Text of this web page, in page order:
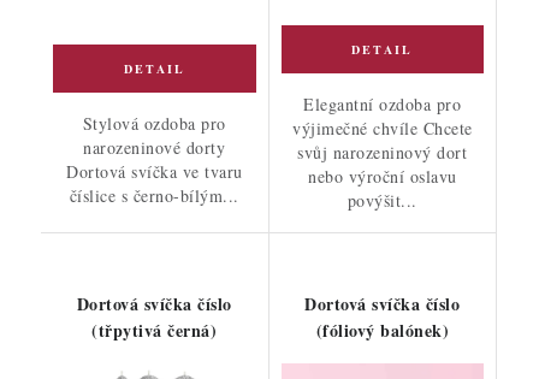
Stylová ozdoba pro
narozeninové dorty
Dortová svíčka ve tvaru
číslice s černo-bílým...
Elegantní ozdoba pro
výjimečné chvíle Chcete
svůj narozeninový dort
nebo výroční oslavu
povýšit...
Dortová svíčka číslo
(třpytivá černá)
Dortová svíčka číslo
(fóliový balónek)